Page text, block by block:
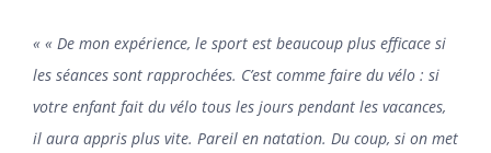
« « De mon expérience, le sport est beaucoup plus efficace si
les séances sont rapprochées. C’est comme faire du vélo : si
votre enfant fait du vélo tous les jours pendant les vacances,
il aura appris plus vite. Pareil en natation. Du coup, si on met